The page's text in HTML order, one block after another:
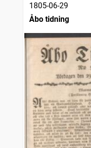
1805-06-29
Åbo tidning